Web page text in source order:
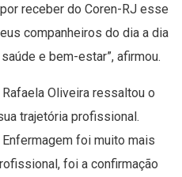
receber do Coren-RJ esse
companheiros do dia a dia
e bem-estar”, afirmou.
Oliveira ressaltou o
trajetória profissional.
foi muito mais
foi a confirmação